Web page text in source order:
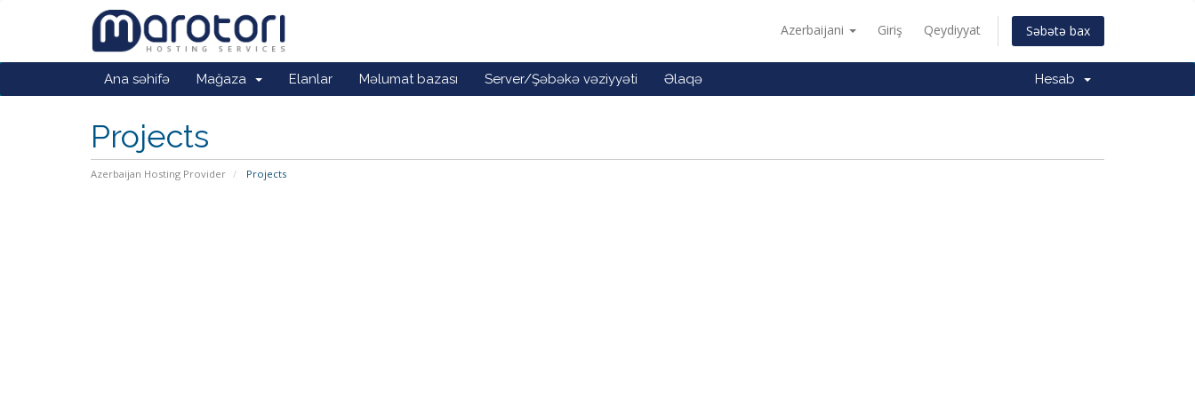
Azerbaijani Giriş Qeydiyyat Səbətə bax
Ana səhifə Mağaza Elanlar Məlumat bazası Server/Şəbəkə vəziyyəti Əlaqə Hesab
Projects
Azerbaijan Hosting Provider Projects